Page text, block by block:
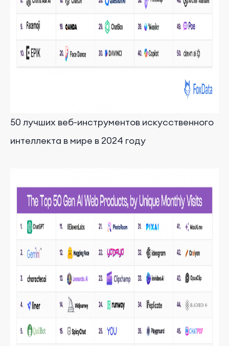
50 лучших веб-инструментов искусственного
интеллекта в мире в 2024 году